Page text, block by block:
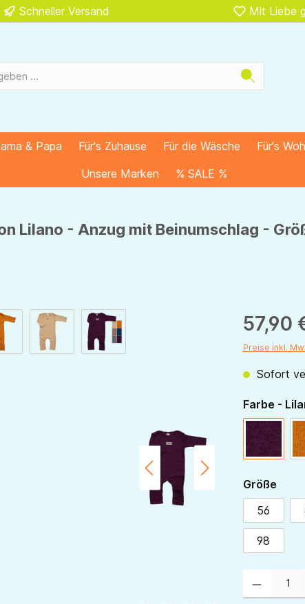
Schneller Versand Mit Liebe
& Papa Für's Zuhause Für die Wäsche Für's
Unsere Marken
% SALE %
Lilano - Anzug mit Beinumschlag -
57,90
Preise inkl.
Sofort
Farbe -
beere
Größe
56
98